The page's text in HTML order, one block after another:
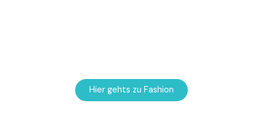
Hier gehts zu Fashion